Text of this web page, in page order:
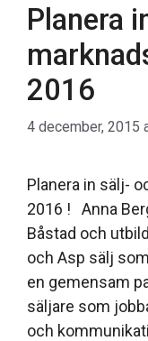
Planera
2016
4 december, 2015
Planera in sälj-
2016 ! Anna
Båstad och
och Asp sälj
en gemensam
säljare som
och